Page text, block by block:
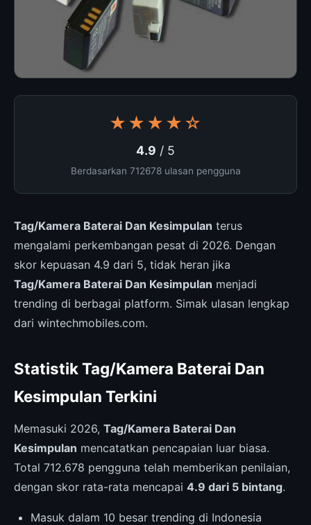
★★★★☆
4.9 / 5
Berdasarkan 712678 ulasan pengguna
Tag/Kamera Baterai Dan Kesimpulan terus
mengalami perkembangan pesat di 2026. Dengan
skor kepuasan 4.9 dari 5, tidak heran jika
Tag/Kamera Baterai Dan Kesimpulan menjadi
trending di berbagai platform. Simak ulasan lengkap
dari wintechmobiles.com.
Statistik Tag/Kamera Baterai Dan
Kesimpulan Terkini
Memasuki 2026, Tag/Kamera Baterai Dan
Kesimpulan mencatatkan pencapaian luar biasa.
Total 712.678 pengguna telah memberikan penilaian,
dengan skor rata-rata mencapai 4.9 dari 5 bintang.
Masuk dalam 10 besar trending di Indonesia